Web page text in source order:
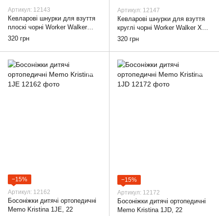
Артикул: 12143
Кевларові шнурки для взуття
плоскі чорні Worker Walker
XTR PRO, 90
320 грн
Артикул: 12147
Кевларові шнурки для взуття
круглі чорні Worker Walker XTR
PRO, 90
320 грн
−15%
Артикул: 12162
Босоніжки дитячі ортопедичні
Memo Kristina 1JE, 22
−15%
Артикул: 12172
Босоніжки дитячі ортопедичні
Memo Kristina 1JD, 22